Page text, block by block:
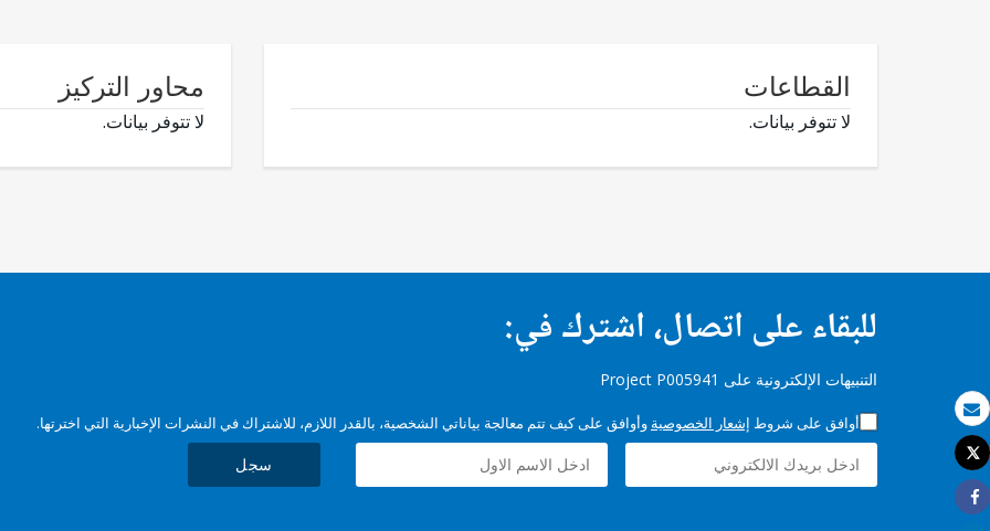
بريد الكتروني
طباعة
Tweet
Share
القطاعات
لا تتوفر بيانات.
محاور التركيز
لا تتوفر بيانات.
للبقاء على اتصال، اشترك في:
التنبيهات الإلكترونية على Project P005941
أوافق على شروط إشعار الخصوصية وأوافق على كيف تتم معالجة بياناتي الشخصية، بالقدر اللازم، للاشتراك في النشرات الإخبارية التي اخترتها.
سجل